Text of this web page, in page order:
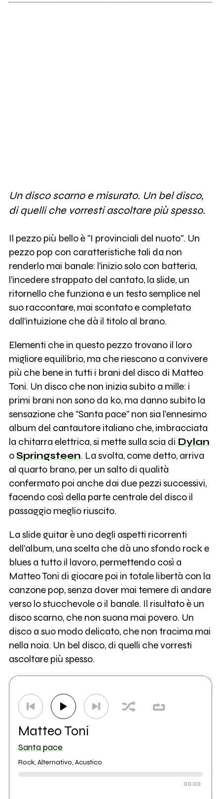
Un disco scarno e misurato. Un bel disco,
di quelli che vorresti ascoltare più spesso.
Il pezzo più bello è "I provinciali del nuoto". Un
pezzo pop con caratteristiche tali da non
renderlo mai banale: l'inizio solo con batteria,
l'incedere strappato del cantato, la slide, un
ritornello che funziona e un testo semplice nel
suo raccontare, mai scontato e completato
dall'intuizione che dà il titolo al brano.
Elementi che in questo pezzo trovano il loro
migliore equilibrio, ma che riescono a convivere
più che bene in tutti i brani del disco di Matteo
Toni. Un disco che non inizia subito a mille: i
primi brani non sono da ko, ma danno subito la
sensazione che "Santa pace" non sia l'ennesimo
album del cantautore italiano che, imbracciata
la chitarra elettrica, si mette sulla scia di Dylan
oSpringsteen. La svolta, come detto, arriva
al quarto brano, per un salto di qualità
confermato poi anche dai due pezzi successivi,
facendo così della parte centrale del disco il
passaggio meglio riuscito.
La slide guitar è uno degli aspetti ricorrenti
dell'album, una scelta che dà uno sfondo rock e
blues a tutto il lavoro, permettendo così a
Matteo Toni di giocare poi in totale libertà con la
canzone pop, senza dover mai temere di andare
verso lo stucchevole o il banale. Il risultato è un
disco scarno, che non suona mai povero. Un
disco a suo modo delicato, che non tracima mai
nella noia. Un bel disco, di quelli che vorresti
ascoltare più spesso.
Matteo Toni
Santa pace
Rock, Alternativo, Acustico
00:00